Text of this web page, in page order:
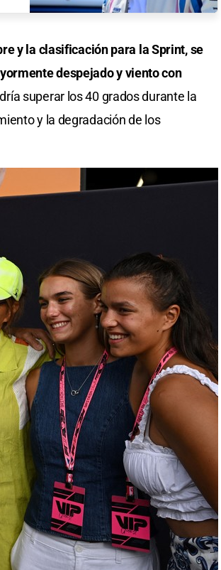
y la clasificación para la Sprint, se
despejado y viento con
superar los 40 grados durante la
y la degradación de los